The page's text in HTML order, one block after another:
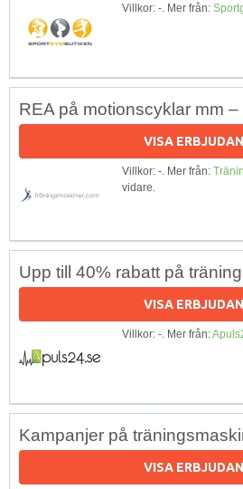
Villkor: -. Mer från:
REA på motionscyklar mm
VISA
Villkor: -. Mer från:
vidare.
Upp till 40% rabatt på
VISA
Villkor: -. Mer från:
Kampanjer på
VISA